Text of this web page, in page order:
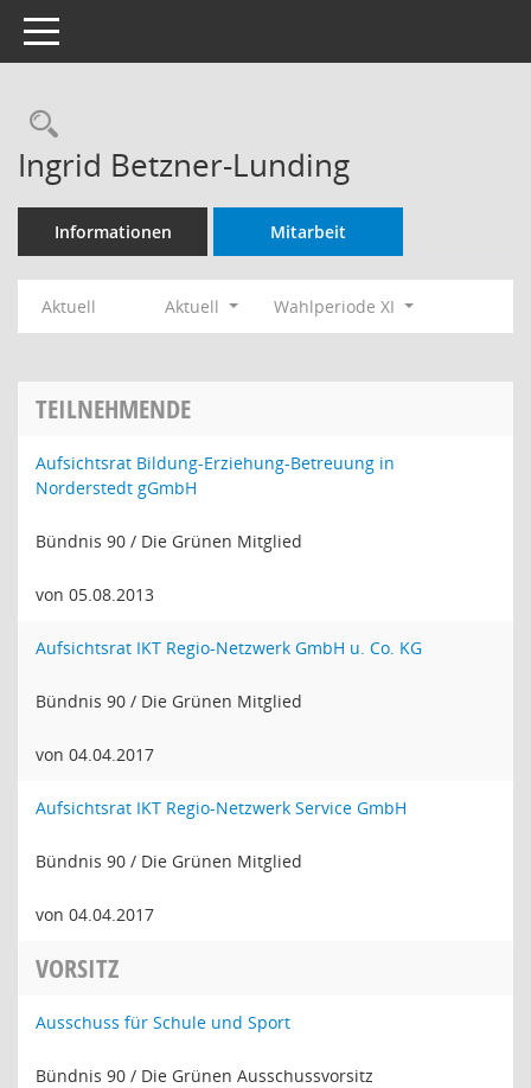
Toggle navigation
Rechercheauswahl
Ingrid Betzner-Lunding
Informationen Mitarbeit
Aktuell Aktuell Wahlperiode XI
TEILNEHMENDE
Aufsichtsrat Bildung-Erziehung-Betreuung in
Norderstedt gGmbH
Bündnis 90 / Die Grünen Mitglied
von 05.08.2013
Aufsichtsrat IKT Regio-Netzwerk GmbH u. Co. KG
Bündnis 90 / Die Grünen Mitglied
von 04.04.2017
Aufsichtsrat IKT Regio-Netzwerk Service GmbH
Bündnis 90 / Die Grünen Mitglied
von 04.04.2017
VORSITZ
Ausschuss für Schule und Sport
Bündnis 90 / Die Grünen Ausschussvorsitz